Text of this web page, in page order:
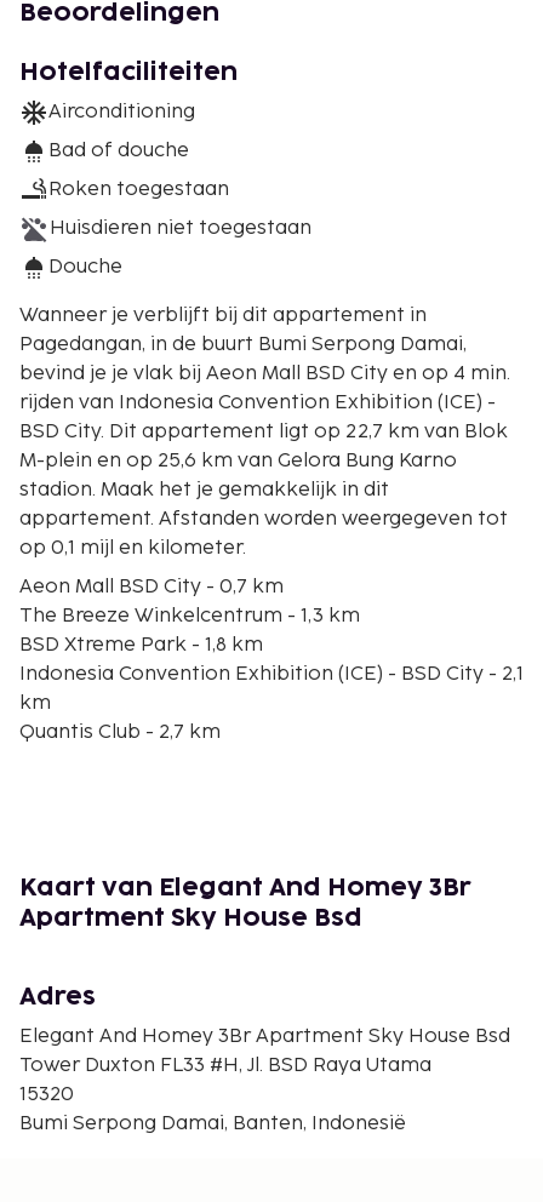
Beoordelingen
Hotelfaciliteiten
Airconditioning
Bad of douche
Roken toegestaan
Huisdieren niet toegestaan
Douche
Wanneer je verblijft bij dit appartement in
Pagedangan, in de buurt Bumi Serpong Damai,
bevind je je vlak bij Aeon Mall BSD City en op 4 min.
rijden van Indonesia Convention Exhibition (ICE) -
BSD City. Dit appartement ligt op 22,7 km van Blok
M-plein en op 25,6 km van Gelora Bung Karno
stadion. Maak het je gemakkelijk in dit
appartement. Afstanden worden weergegeven tot
op 0,1 mijl en kilometer.
Aeon Mall BSD City - 0,7 km
The Breeze Winkelcentrum - 1,3 km
BSD Xtreme Park - 1,8 km
Indonesia Convention Exhibition (ICE) - BSD City - 2,1
km
Quantis Club - 2,7 km
ITC BSD - 5 km
Indonesia Convention Exhibition - 7,5 km
Pradita Institute - 7,7 km
Bethsaida Hospitals - 8,1 km
Universitas Multimedia Nusantara - 8,1 km
De dichtstbijgelegen grootste luchthavens zijn:
Jakarta (CGK-Soekarno-Hatta Intl.) - 39,6 km
Jakarta (HLP-Halim Perdanakusuma Intl.) - 52,5 km
Kaart van Elegant And Homey 3Br
Apartment Sky House Bsd
Adres
Elegant And Homey 3Br Apartment Sky House Bsd
Tower Duxton FL33 #H, Jl. BSD Raya Utama
15320
Bumi Serpong Damai, Banten, Indonesië